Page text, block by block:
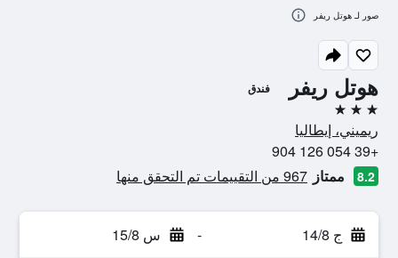
هوتل ريفر فندق
3 نجوم
ريميني، إيطاليا
+39 054 126 904
8.2 ممتاز 967 من التقييمات تم التحقق منها
ج 14/8 - س 15/8
صور لـ هوتل ريفر